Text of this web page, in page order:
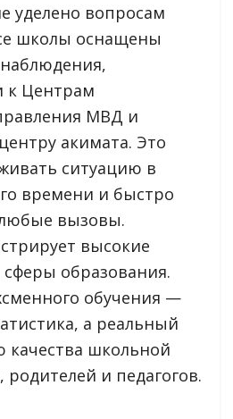
уделено вопросам
школы оснащены
к Центрам
МВД и
акимата. Это
ситуацию в
времени и быстро
вызовы.
высокие
образования.
обучения —
а реальный
качества школьной
и педагогов.